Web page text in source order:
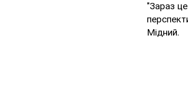
"Зараз
Мідний.